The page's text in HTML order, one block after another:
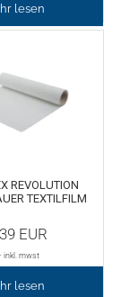
lesen
REVOLUTION
TEXTILFILM
39 EUR
inkl. mwst
lesen